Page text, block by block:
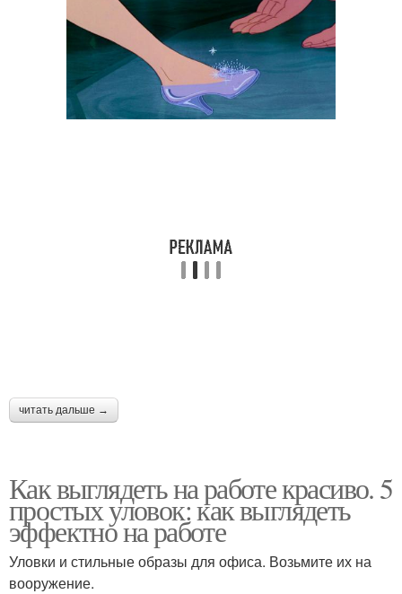
читать дальше →
Как выглядеть на работе красиво. 5
простых уловок: как выглядеть
эффектно на работе
Уловки и стильные образы для офиса. Возьмите их на
вооружение.